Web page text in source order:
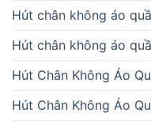
Hút chân không áo
Hút chân không áo
Hút Chân Không Áo
Hút Chân Không Áo